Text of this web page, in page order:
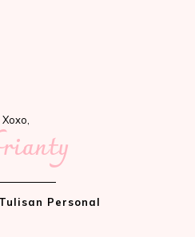
Xoxo,
Tulisan Personal